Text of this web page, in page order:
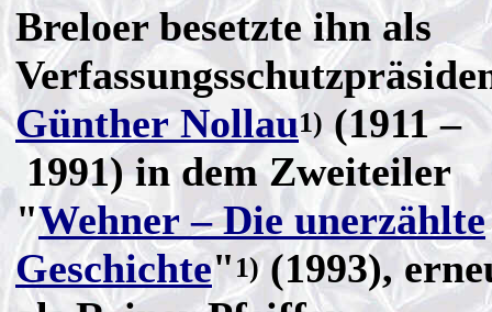
Breloer besetzte ihn als
Günther Nollau1) (1911 –
1991) in dem Zweiteiler
"Wehner – Die unerzählte
Geschichte" 1)(1993),